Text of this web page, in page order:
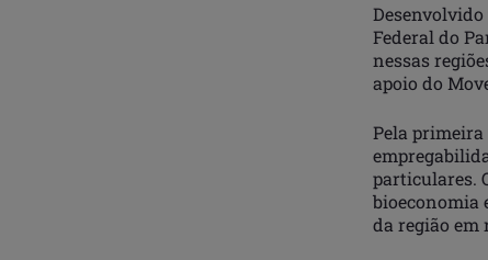
Federal do
nessas
apoio do
Pela
particulares.
bioeconomia
da região em